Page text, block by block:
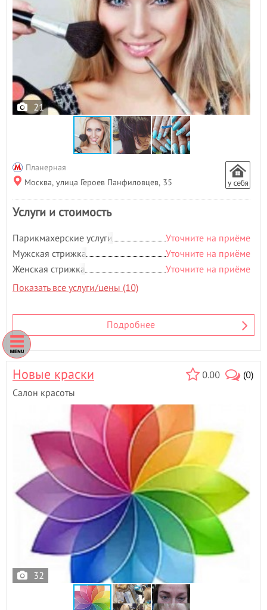
21
Планерная
Москва, улица Героев Панфиловцев, 35
Услуги и стоимость
Парикмахерские услуги
Уточните на приёме
Мужская стрижка
Уточните на приёме
Женская стрижка
Уточните на приёме
Показать все услуги/цены (10)
Подробнее
0.00 (0)
Новые краски
Салон красоты
32